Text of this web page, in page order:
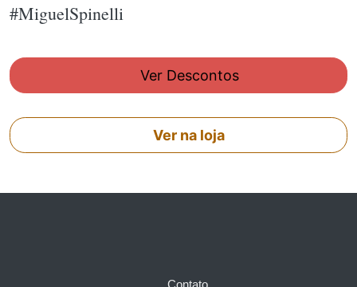
#MiguelSpinelli
Ver Descontos
Ver na loja
Contato